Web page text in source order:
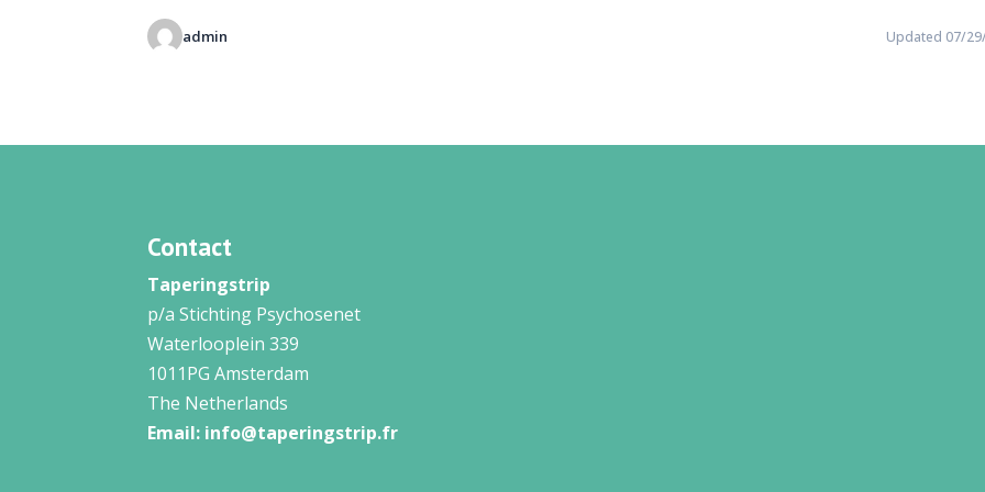
admin Updated 07/
Contact
Taperingstrip
p/a Stichting Psychosenet
Waterlooplein 339
1011PG Amsterdam
The Netherlands
Email: info@taperingstrip.fr